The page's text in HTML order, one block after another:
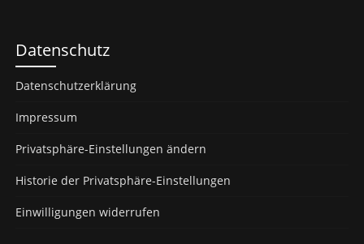
Datenschutz
Datenschutzerklärung
Impressum
Privatsphäre-Einstellungen ändern
Historie der Privatsphäre-Einstellungen
Einwilligungen widerrufen